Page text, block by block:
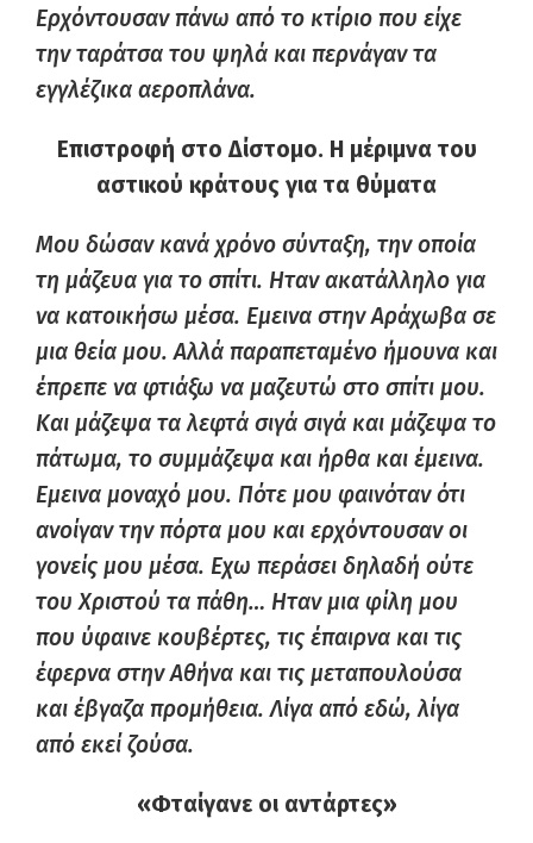
Ερχόντουσαν πάνω από το κτίριο που είχε
την ταράτσα του ψηλά και περνάγαν τα
εγγλέζικα αεροπλάνα.
Επιστροφή στο Δίστομο. Η μέριμνα του
αστικού κράτους για τα θύματα
Μου δώσαν κανά χρόνο σύνταξη, την οποία
τη μάζευα για το σπίτι. Ηταν ακατάλληλο για
να κατοικήσω μέσα. Εμεινα στην Αράχωβα σε
μια θεία μου. Αλλά παραπεταμένο ήμουνα και
έπρεπε να φτιάξω να μαζευτώ στο σπίτι μου.
Και μάζεψα τα λεφτά σιγά σιγά και μάζεψα το
πάτωμα, το συμμάζεψα και ήρθα και έμεινα.
Εμεινα μοναχό μου. Πότε μου φαινόταν ότι
ανοίγαν την πόρτα μου και ερχόντουσαν οι
γονείς μου μέσα. Εχω περάσει δηλαδή ούτε
του Χριστού τα πάθη… Ηταν μια φίλη μου
που ύφαινε κουβέρτες, τις έπαιρνα και τις
έφερνα στην Αθήνα και τις μεταπουλούσα
και έβγαζα προμήθεια. Λίγα από εδώ, λίγα
από εκεί ζούσα.
«Φταίγανε οι αντάρτες»